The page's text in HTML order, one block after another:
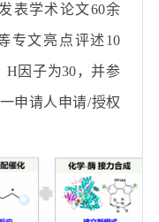
表学术论文60余
专文亮点评述 10
H 因子为30，并参
申请人申请/授权